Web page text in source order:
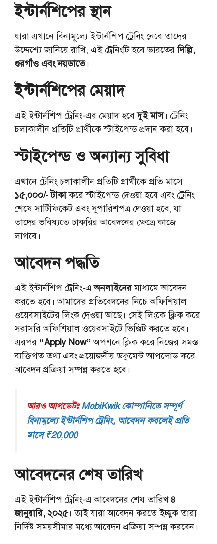
ইন্টার্নশিপের স্থান
যারা এখানে বিনামূল্যে ইন্টার্নশিপ ট্রেনিং নেবে তাদের
উদ্দেশ্যে জানিয়ে রাখি, এই ট্রেনিংটি হবে ভারতেরদিল্লি,
গুরগাঁও এবং নয়ডাতে।
ইন্টার্নশিপের মেয়াদ
এই ইন্টার্নশিপ ট্রেনিং-এর মেয়াদ হবেদুই মাস। ট্রেনিং
চলাকালীন প্রতিটি প্রার্থীকে স্টাইপেন্ড প্রদান করা হবে।
স্টাইপেন্ড ও অন্যান্য সুবিধা
এখানে ট্রেনিং চলাকালীন প্রতিটি প্রার্থীকে প্রতি মাসে
১৫,০০০/- টাকাকরে স্টাইপেন্ড দেওয়া হবে এবং ট্রেনিং
শেষে সার্টিফিকেট এবং সুপারিশপত্র দেওয়া হবে, যা
তাদের ভবিষ্যতে চাকরির আবেদনের ক্ষেত্রে কাজে
লাগবে।
আবেদন পদ্ধতি
এই ইন্টার্নশিপ ট্রেনিং-এঅনলাইনেরমাধ্যমে আবেদন
করতে হবে। আমাদের প্রতিবেদনের নিচে অফিশিয়াল
ওয়েবসাইটের লিংক দেওয়া আছে। সেই লিংকে ক্লিক করে
সরাসরি অফিশিয়াল ওয়েবসাইটে ভিজিট করতে হবে।
এরপর “Apply Now” অপশনে ক্লিক করে নিজের সমস্ত
ব্যক্তিগত তথ্য এবং প্রয়োজনীয় ডকুমেন্ট আপলোড করে
আবেদন প্রক্রিয়া সম্পন্ন করতে হবে।
আরও আপডেটঃMobiKwik কোম্পানিতে সম্পূর্ণ
বিনামূল্যে ইন্টার্নশিপ ট্রেনিং, আবেদন করলেই প্রতি
মাসে ₹20,000
আবেদনের শেষ তারিখ
এই ইন্টার্নশিপ ট্রেনিং-এ আবেদনের শেষ তারিখ৪
জানুয়ারি, ২০২৫। তাই যারা আবেদন করতে ইচ্ছুক তারা
নির্দিষ্ট সময়সীমার মধ্যে আবেদন প্রক্রিয়া সম্পন্ন করবেন।